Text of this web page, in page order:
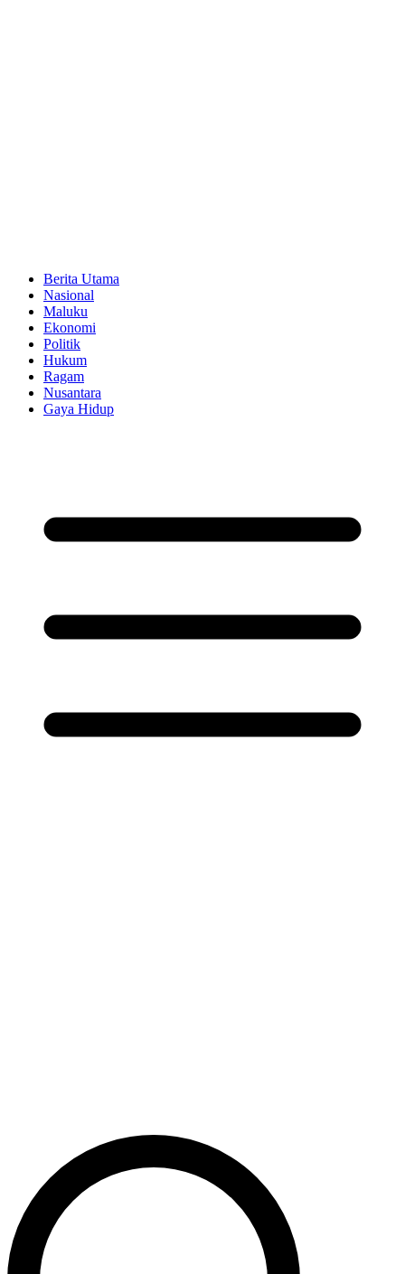
Berita Utama
Nasional
Maluku
Ekonomi
Politik
Hukum
Ragam
Nusantara
Gaya Hidup